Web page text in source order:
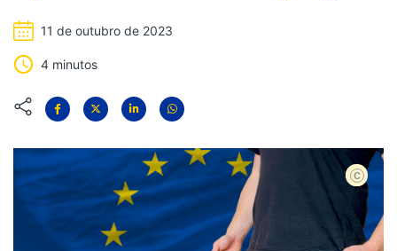
11 de outubro de 2023
4 minutos